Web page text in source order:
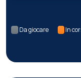
Da giocare In